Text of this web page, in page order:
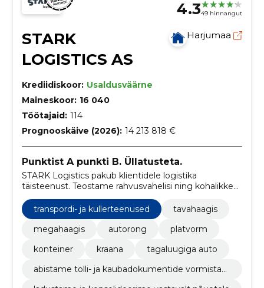
4.349 hinnangut
STARK
LOGISTICS AS
Harjumaa
Krediidiskoor: Usaldusväärne
Maineskoor: 16 040
Töötajaid: 114
Prognooskäive (2026): 14 213 818 €
Punktist A punkti B. Üllatusteta.
STARK Logistics pakub klientidele logistika
täisteenust. Teostame rahvusvahelisi ning kohalikke
kaubavedusid ning pakume ekspedeerimis- ja
laoteenuseid.
transpordi- ja kullerteenused
tavahaagis
megahaagis
autorong
platvorm
konteiner
kraana
tagaluugiga auto
abistame tolli- ja kaubadokumentide vormistam